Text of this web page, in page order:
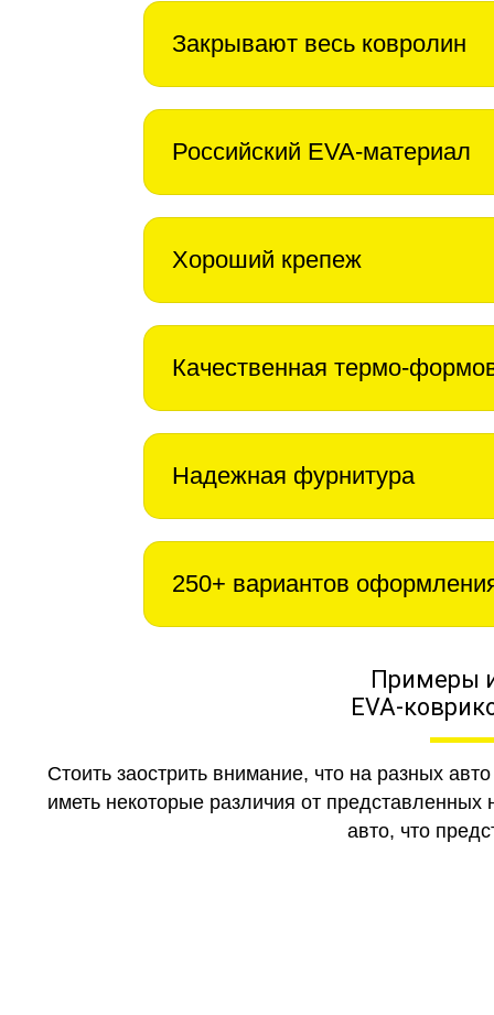
Закрывают весь ковролин
Российский EVA-материал
Хороший крепеж
Качественная термо-
Надежная фурнитура
250+ вариантов
Примеры
EVA-
Стоить заострить внимание, что на разных
иметь некоторые различия от
авто, что